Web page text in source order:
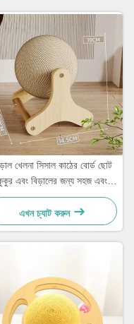
খেলনা সিসাল কাঠের বোর্ড ছোট
এবং বিড়ালের জন্য সহজ এবং
ব্যবহারিক
এখন চ্যাট করুন